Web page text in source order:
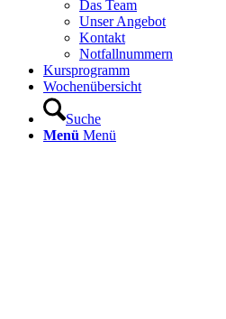
Das Team
Unser Angebot
Kontakt
Notfallnummern
Kursprogramm
Wochenübersicht
Suche
Menü Menü